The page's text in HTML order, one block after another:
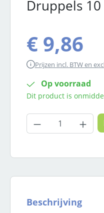
Druppels
€ 9,86
Prijzen incl. BTW en
Op voorraad
Dit product is
Beschrijving